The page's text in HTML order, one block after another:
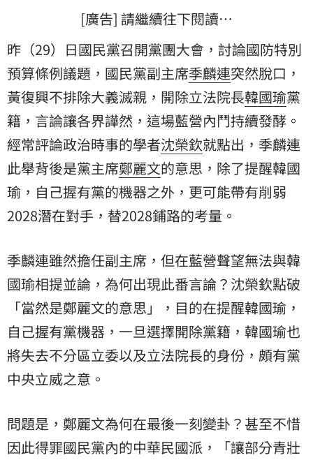
[廣告] 請繼續往下閱讀…
昨（29）日國民黨召開黨團大會，討論國防特別
預算條例議題，國民黨副主席季麟連突然脫口，
黃復興不排除大義滅親，開除立法院長韓國瑜黨
籍，言論讓各界譁然，這場藍營內鬥持續發酵。
經常評論政治時事的學者沈榮欽就點出，季麟連
此舉背後是黨主席鄭麗文的意思，除了提醒韓國
瑜，自己握有黨的機器之外，更可能帶有削弱
2028潛在對手，替2028鋪路的考量。
季麟連雖然擔任副主席，但在藍營聲望無法與韓
國瑜相提並論，為何出現此番言論？沈榮欽點破
「當然是鄭麗文的意思」，目的在提醒韓國瑜，
自己握有黨機器，一旦選擇開除黨籍，韓國瑜也
將失去不分區立委以及立法院長的身份，頗有黨
中央立威之意。
問題是，鄭麗文為何在最後一刻變卦？甚至不惜
因此得罪國民黨內的中華民國派，「讓部分青壯